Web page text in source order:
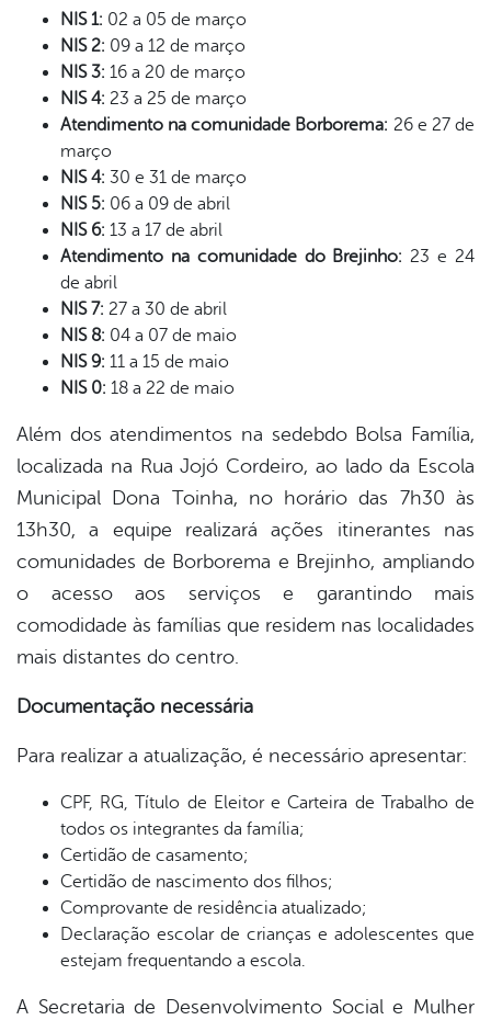
NIS 1: 02 a 05 de março
NIS 2: 09 a 12 de março
NIS 3: 16 a 20 de março
NIS 4: 23 a 25 de março
Atendimento na comunidade Borborema: 26 e 27 de
março
NIS 4: 30 e 31 de março
NIS 5: 06 a 09 de abril
NIS 6: 13 a 17 de abril
Atendimento na comunidade do Brejinho: 23 e 24
de abril
NIS 7: 27 a 30 de abril
NIS 8: 04 a 07 de maio
NIS 9: 11 a 15 de maio
NIS 0: 18 a 22 de maio
Além dos atendimentos na sedebdo Bolsa Família,
localizada na Rua Jojó Cordeiro, ao lado da Escola
Municipal Dona Toinha, no horário das 7h30 às
13h30, a equipe realizará ações itinerantes nas
comunidades de Borborema e Brejinho, ampliando
o acesso aos serviços e garantindo mais
comodidade às famílias que residem nas localidades
mais distantes do centro.
Documentação necessária
Para realizar a atualização, é necessário apresentar:
CPF, RG, Título de Eleitor e Carteira de Trabalho de
todos os integrantes da família;
Certidão de casamento;
Certidão de nascimento dos filhos;
Comprovante de residência atualizado;
Declaração escolar de crianças e adolescentes que
estejam frequentando a escola.
A Secretaria de Desenvolvimento Social e Mulher